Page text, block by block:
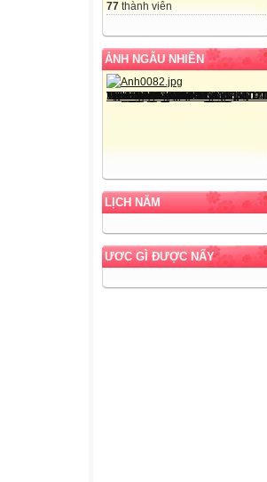
77 thành viên
ẢNH NGẪU NHIÊN
LỊCH NĂM
ƯƠC GÌ ĐƯỢC NẤY